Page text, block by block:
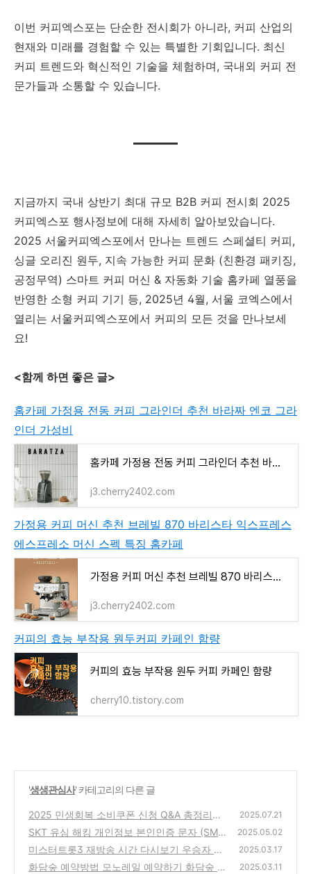
이번 커피엑스포는 단순한 전시회가 아니라, 커피 산업의
현재와 미래를 경험할 수 있는 특별한 기회입니다. 최신
커피 트렌드와 혁신적인 기술을 체험하며, 국내외 커피 전
문가들과 소통할 수 있습니다.
지금까지 국내 상반기 최대 규모 B2B 커피 전시회 2025
커피엑스포 행사정보에 대해 자세히 알아보았습니다.
2025 서울커피엑스포에서 만나는 트렌드 스페셜티 커피,
싱글 오리진 원두, 지속 가능한 커피 문화 (친환경 패키징,
공정무역) 스마트 커피 머신 & 자동화 기술 홈카페 열풍을
반영한 소형 커피 기기 등, 2025년 4월, 서울 코엑스에서
열리는 서울커피엑스포에서 커피의 모든 것을 만나보세
요!
<함께 하면 좋은 글>
홈카페 가정용 전동 커피 그라인더 추천 바라짜 엔코 그라
인더 가성비
홈카페 가정용 전동 커피 그라인더 추천 바라짜 엔코 그라인더 가성비
j3.cherry2402.com
가정용 커피 머신 추천 브레빌 870 바리스타 익스프레스
에스프레소 머신 스펙 특징 홈카페
가정용 커피 머신 추천 브레빌 870 바리스타 익스프레스 에스프레소 머신 스펙 특징 홈카페
j3.cherry2402.com
커피의 효능 부작용 원두커피 카페인 함량
커피의 효능 부작용 원두 커피 카페인 함량
cherry10.tistory.com
'생생관심사' 카테고리의 다른 글
2025 민생회복 소비쿠폰 신청 Q&A 총정리｜
지급 대상부터 이의신청까지(신생아, 미성년
자, 군인, 이사자, 요양병원거주자, 사망자 등)
2025.07.21
SKT 유심 해킹 개인정보 본인인증 문자 (SM
S) 인증 PASS앱 안전 인증
(0)
2025.05.02
미스터트롯3 재방송 시간 다시보기 우승자 T
OP 탑7
(0)
2025.03.17
화담숲 예약방법 모노레일 예약하기 화담숲 위
2025.03.11